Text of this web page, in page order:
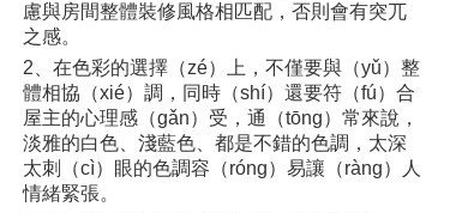
慮與房間整體裝修風格相匹配，否則會有突兀
之感。
2、在色彩的選擇（zé）上，不僅要與（yǔ）整
體相協（xié）調，同時（shí）還要符（fú）合
屋主的心理感（gǎn）受，通（tōng）常來說，
淡雅的白色、淺藍色、都是不錯的色調，太深
太刺（cì）眼的色調容（róng）易讓（ràng）人
情緒緊張。